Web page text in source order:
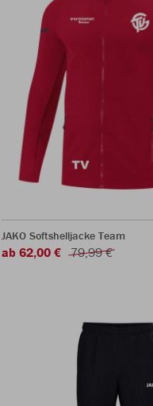
JAKO Softshelljacke Team
ab 62,00 € 79,99 €